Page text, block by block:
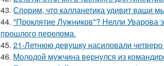
43. Спорим, что калланетика удивит ваши
44. "Проклятие Лужников"? Нелли Уварова
прошлого перелома.
45. 21-Летнюю девушку насиловали четверо
46. Молодой мужчина вернулся из